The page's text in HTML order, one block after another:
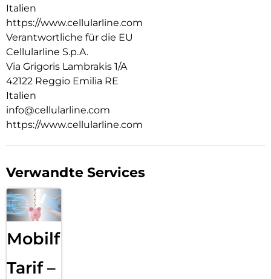
Italien
https://www.cellularline.com
Verantwortliche für die EU
Cellularline S.p.A.
Via Grigoris Lambrakis 1/A
42122 Reggio Emilia RE
Italien
info@cellularline.com
https://www.cellularline.com
Verwandte Services
Mobilfunk
Tarif –